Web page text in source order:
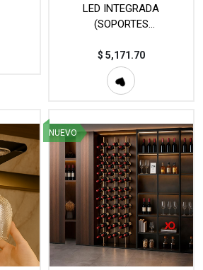
LED INTEGRADA
(SOPORTES
MOD.VAC-5017-2400
$ 5,171.70
NUEVO